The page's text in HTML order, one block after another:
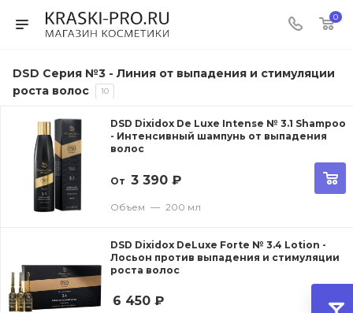
0
DSD Серия №3 - Линия от выпадения и стимуляции
роста волос
10
DSD Dixidox De Luxe Intense № 3.1 Shampoo
- Интенсивный шампунь от выпадения
волос
От 3 390 ₽
Объем — 200 мл
DSD Dixidox DeLuxe Forte № 3.4 Lotion -
Лосьон против выпадения и стимуляции
роста волос
6 450 ₽